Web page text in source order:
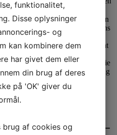
Drew Pung Coffie –
funktionalitet,
Disse oplysninger
og
kan kombinere dem
har givet dem eller
din brug af deres
på 'OK' giver du
af cookies og